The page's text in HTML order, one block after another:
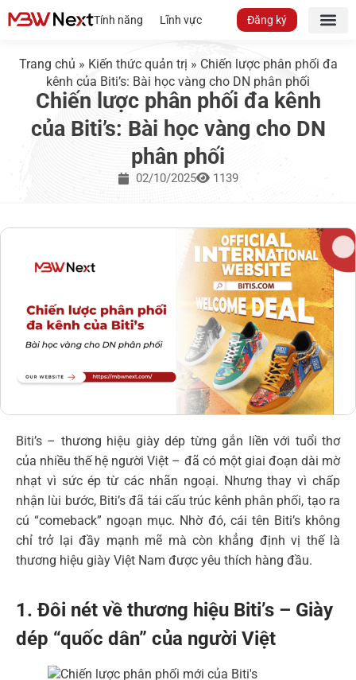
Tính năng Lĩnh vực Đăng ký
Trang chủ » Kiến thức quản trị » Chiến lược phân phối đa
kênh của Biti’s: Bài học vàng cho DN phân phối
Chiến lược phân phối đa kênh
của Biti’s: Bài học vàng cho DN
phân phối
02/10/2025 1139
Biti’s – thương hiệu giày dép từng gắn liền với tuổi thơ
của nhiều thế hệ người Việt – đã có một giai đoạn dài mờ
nhạt vì sức ép từ các nhãn ngoại. Nhưng thay vì chấp
nhận lùi bước, Biti’s đã tái cấu trúc kênh phân phối, tạo ra
cú “comeback” ngoạn mục. Nhờ đó, cái tên Biti’s không
chỉ trở lại đầy mạnh mẽ mà còn khẳng định vị thế là
thương hiệu giày Việt Nam được yêu thích hàng đầu.
1. Đôi nét về thương hiệu Biti’s – Giày
dép “quốc dân” của người Việt